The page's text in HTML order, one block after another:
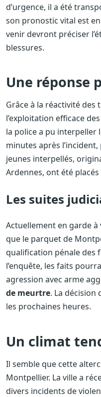
d’urgence, il a été
son pronostic vital est
venir devront préciser
blessures.
Une réponse
Grâce à la réactivité des
l’exploitation efficace
la police a pu interpeller
minutes après l’incident,
jeunes interpellés,
Ardennes, ont été
Les suites
Actuellement en garde
que le parquet de
qualification pénale des
l’enquête, les faits
agression avec arme
de meurtre. La décision
les prochaines heures.
Un climat
Il semble que cette
Montpellier. La ville a
divers incidents de